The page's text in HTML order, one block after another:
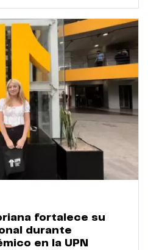
fortalece su
durante
en la UPN